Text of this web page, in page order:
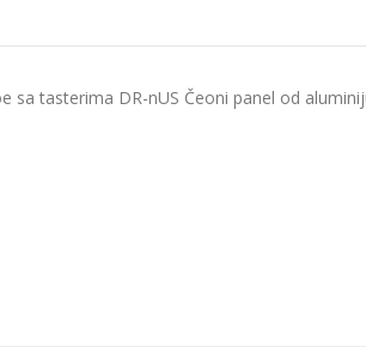
tasterima DR-nUS Čeoni panel od